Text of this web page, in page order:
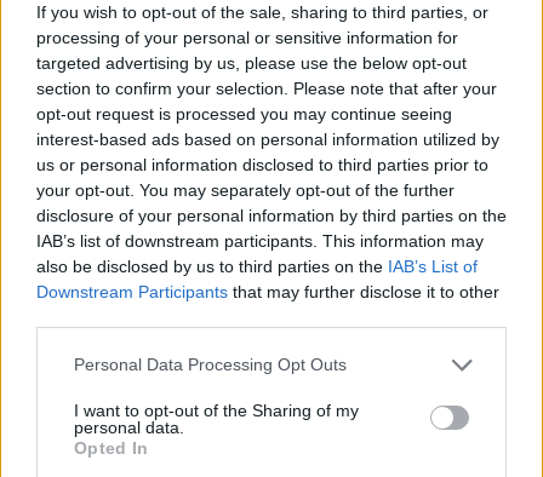
If you wish to opt-out of the sale, sharing to third parties, or
processing of your personal or sensitive information for
targeted advertising by us, please use the below opt-out
section to confirm your selection. Please note that after your
opt-out request is processed you may continue seeing
interest-based ads based on personal information utilized by
us or personal information disclosed to third parties prior to
your opt-out. You may separately opt-out of the further
disclosure of your personal information by third parties on the
IAB’s list of downstream participants. This information may
also be disclosed by us to third parties on the IAB’s List of
Downstream Participants that may further disclose it to other
Please note that this website/app uses one or more Google
not limited to your visit or usage behaviour. You may click to
grant or deny consent to Google and its third-party tags to
use your data for below specified purposes in below Google
Personal Data Processing Opt Outs
I want to opt-out of the Sharing of my
personal data.
Opted In
κάτι που είναι καθησυχαστικό», πρόσθεσε.